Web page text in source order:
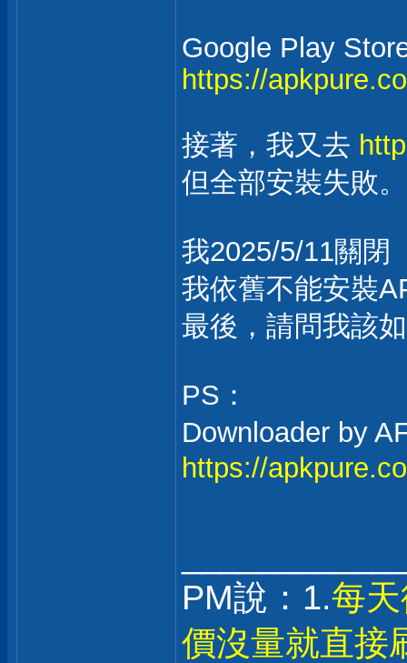
Google Play
https://
接著，我又去
但全部安裝失敗
我2025/5/11關閉
我依舊不能安裝
最後，請問我該
PS：
Downloader by
https://
PM說：1.每
價沒量就直接